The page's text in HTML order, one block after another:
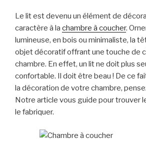
Le lit est devenu un élément de
caractère à la chambre à coucher.
lumineuse, en bois ou minimaliste, la
objet décoratif offrant une touche de
chambre. En effet, un lit ne doit plus
confortable. Il doit être beau ! De ce
la décoration de votre chambre,
Notre article vous guide pour trouver
le fabriquer.